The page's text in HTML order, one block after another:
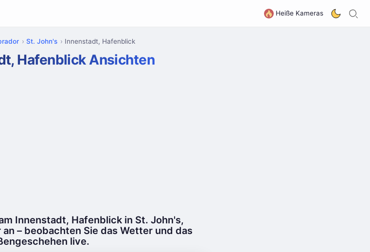
Heiße Kameras
St. John's Innenstadt, Hafenblick
Hafenblick Ansichten
Innenstadt, Hafenblick in St. John's,
– beobachten Sie das Wetter und das
live.